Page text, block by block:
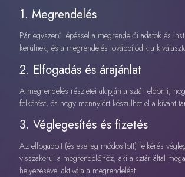
1. Megrendelés
Pár egyszerű lépéssel a megrendelői adatok és
kerülnek, és a megrendelés továbbítódik a
2. Elfogadás és árajánlat
A megrendelés részletei alapján a sztár eldönti,
felkérést, és hogy mennyiért készülhet el a kívánt
3. Véglegesítés és fizetés
Az elfogadott (és esetleg módosított) felkérés
visszakerül a megrendelőhöz, aki a sztár által
helyezésével aktivája a megrendelést.